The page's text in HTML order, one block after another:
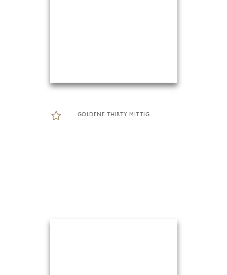
GOLDENE THIRTY MITTIG